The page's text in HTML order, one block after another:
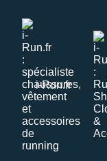
i-Run.fr